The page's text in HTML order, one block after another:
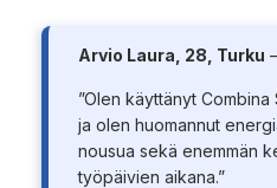
Arvio Laura, 28, Turku –
”Olen käyttänyt
ja olen huomannut
nousua sekä enemmän
työpäivien aikana.”